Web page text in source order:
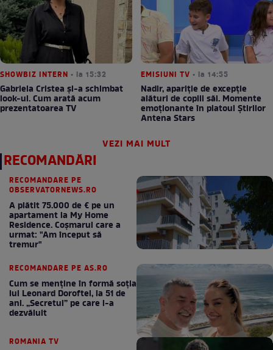
SHOWBIZ INTERN • la 15:32
Gabriela Cristea și-a schimbat
look-ul. Cum arată acum
prezentatoarea TV
EMISIUNI TV • la 14:55
Nadir, apariție de excepție
alături de copiii săi. Momente
emoționante în platoul Știrilor
Antena Stars
VEZI MAI MULT
RECOMANDĂRI
RECOMANDARE PE
OBSERVATORNEWS.RO
A plătit 75.000 de € pe un
apartament la My Home
Residence. Coşmarul care a
urmat: "Am început să
tremur"
RECOMANDARE PE AS.RO
Cum se menţine în formă soţia
lui Leonard Doroftei, la 51 de
ani. „Secretul” pe care l-a
dezvăluit
ROMANIA TV